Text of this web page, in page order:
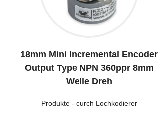
18mm Mini Incremental Encoder
Output Type NPN 360ppr 8mm
Welle Dreh
Produkte- durch Lochkodierer